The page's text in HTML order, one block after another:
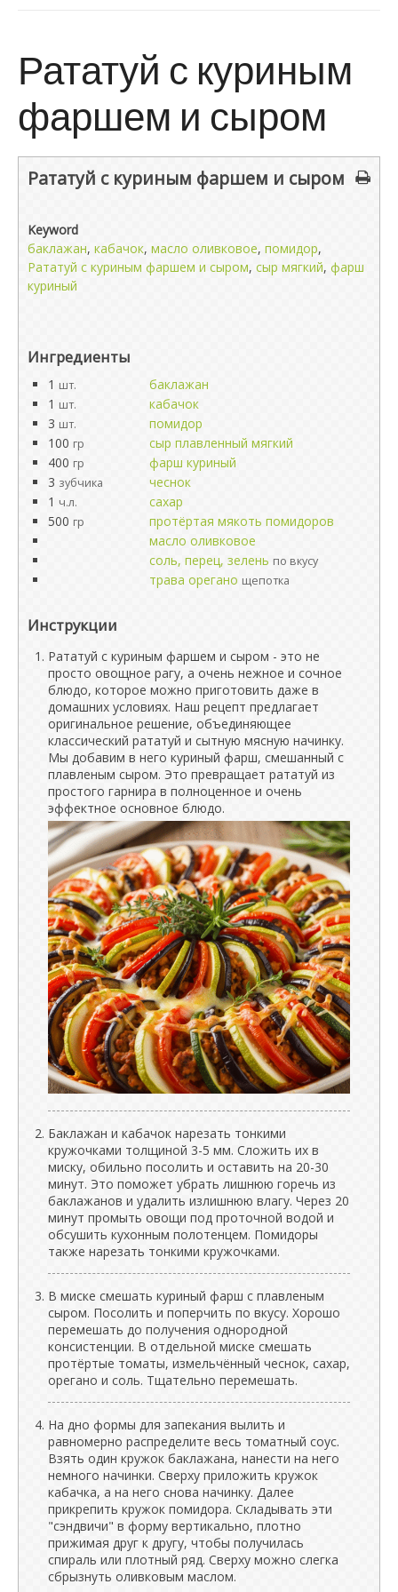
Рататуй с куриным
фаршем и сыром
Рататуй с куриным фаршем и сыром
Keyword
баклажан, кабачок, масло оливковое, помидор,
Рататуй с куриным фаршем и сыром, сыр мягкий, фарш
куриный
Ингредиенты
1 шт.
баклажан
1 шт.
кабачок
3 шт.
помидор
100 гр
сыр плавленный мягкий
400 гр
фарш куриный
3 зубчика
чеснок
1 ч.л.
сахар
500 гр
протёртая мякоть помидоров
масло оливковое
соль, перец, зелень по вкусу
трава орегано щепотка
Инструкции
Рататуй с куриным фаршем и сыром - это не
просто овощное рагу, а очень нежное и сочное
блюдо, которое можно приготовить даже в
домашних условиях. Наш рецепт предлагает
оригинальное решение, объединяющее
классический рататуй и сытную мясную начинку.
Мы добавим в него куриный фарш, смешанный с
плавленым сыром. Это превращает рататуй из
простого гарнира в полноценное и очень
эффектное основное блюдо.
Баклажан и кабачок нарезать тонкими
кружочками толщиной 3-5 мм. Сложить их в
миску, обильно посолить и оставить на 20-30
минут. Это поможет убрать лишнюю горечь из
баклажанов и удалить излишнюю влагу. Через 20
минут промыть овощи под проточной водой и
обсушить кухонным полотенцем. Помидоры
также нарезать тонкими кружочками.
В миске смешать куриный фарш с плавленым
сыром. Посолить и поперчить по вкусу. Хорошо
перемешать до получения однородной
консистенции. В отдельной миске смешать
протёртые томаты, измельчённый чеснок, сахар,
орегано и соль. Тщательно перемешать.
На дно формы для запекания вылить и
равномерно распределите весь томатный соус.
Взять один кружок баклажана, нанести на него
немного начинки. Сверху приложить кружок
кабачка, а на него снова начинку. Далее
прикрепить кружок помидора. Складывать эти
"сэндвичи" в форму вертикально, плотно
прижимая друг к другу, чтобы получилась
спираль или плотный ряд. Сверху можно слегка
сбрызнуть оливковым маслом.